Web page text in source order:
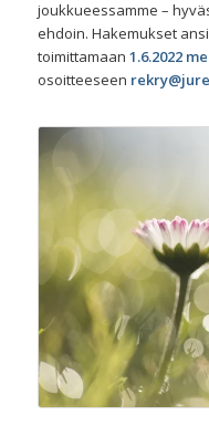
joukkueessamme –
ehdoin. Hakemukset
toimittamaan 1.6.2022
osoitteeseen